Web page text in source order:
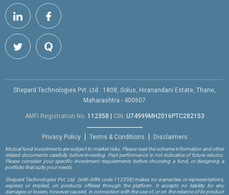
Shepard Technologies Pvt. Ltd : 1808, Solus, Hiranandani Estate, Thane,
Maharashtra - 400607
AMFI Registration No. 112358 CIN: U74999MH2016PTC282153
Privacy Policy Terms & Conditions Disclaimers
Mutual fund investments are subject to market risks. Please read the scheme information and other
related documents carefully before investing. Past performance is not indicative of future returns.
Please consider your specific investment requirements before choosing a fund, or designing a
portfolio that suits your needs.
Shepard Technologies Pvt. Ltd. (with ARN code 112358)makes no warranties or representations,
express or implied, on products offered through the platform. It accepts no liability for any
damages or losses, however caused, in connection with the use of, or on the reliance of its product